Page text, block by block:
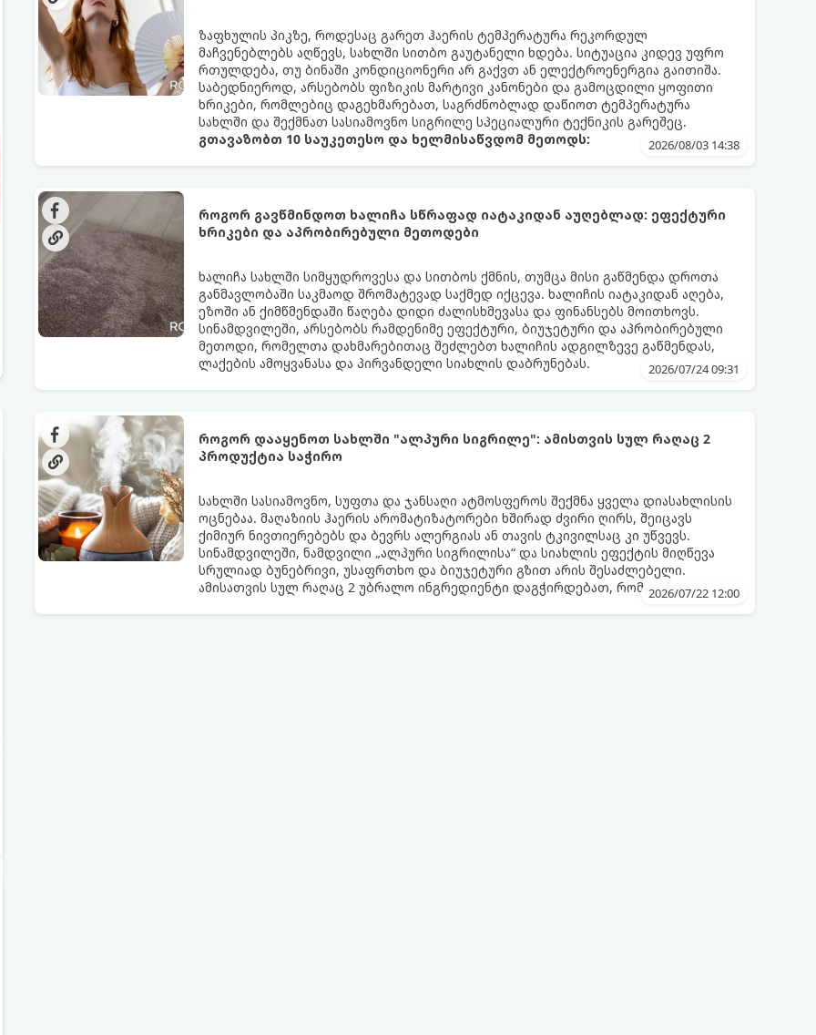
ზაფხულის პიკზე, როდესაც გარეთ ჰაერის ტემპერატურა რეკორდულ
მაჩვენებლებს აღწევს, სახლში სითბო გაუტანელი ხდება. სიტუაცია კიდევ უფრო
რთულდება, თუ ბინაში კონდიციონერი არ გაქვთ ან ელექტროენერგია გაითიშა.
საბედნიეროდ, არსებობს ფიზიკის მარტივი კანონები და გამოცდილი ყოფითი
ხრიკები, რომლებიც დაგეხმარებათ, საგრძნობლად დაწიოთ ტემპერატურა
სახლში და შექმნათ სასიამოვნო სიგრილე სპეციალური ტექნიკის გარეშეც.
გთავაზობთ 10 საუკეთესო და ხელმისაწვდომ მეთოდს:
2026/08/03 14:38
როგორ გავწმინდოთ ხალიჩა სწრაფად იატაკიდან აუღებლად: ეფექტური
ხრიკები და აპრობირებული მეთოდები
ხალიჩა სახლში სიმყუდროვესა და სითბოს ქმნის, თუმცა მისი გაწმენდა დროთა
განმავლობაში საკმაოდ შრომატევად საქმედ იქცევა. ხალიჩის იატაკიდან აღება,
ეზოში ან ქიმწმენდაში წაღება დიდი ძალისხმევასა და ფინანსებს მოითხოვს.
სინამდვილეში, არსებობს რამდენიმე ეფექტური, ბიუჯეტური და აპრობირებული
მეთოდი, რომელთა დახმარებითაც შეძლებთ ხალიჩის ადგილზევე გაწმენდას,
ლაქების ამოყვანასა და პირვანდელი სიახლის დაბრუნებას.
2026/07/24 09:31
როგორ დააყენოთ სახლში "ალპური სიგრილე": ამისთვის სულ რაღაც 2
პროდუქტია საჭირო
სახლში სასიამოვნო, სუფთა და ჯანსაღი ატმოსფეროს შექმნა ყველა დიასახლისის
ოცნებაა. მაღაზიის ჰაერის არომატიზატორები ხშირად ძვირი ღირს, შეიცავს
ქიმიურ ნივთიერებებს და ბევრს ალერგიას ან თავის ტკივილსაც კი უწვევს.
სინამდვილეში, ნამდვილი „ალპური სიგრილისა“ და სიახლის ეფექტის მიღწევა
სრულიად ბუნებრივი, უსაფრთხო და ბიუჯეტური გზით არის შესაძლებელი.
ამისათვის სულ რაღაც 2 უბრალო ინგრედიენტი დაგჭირდებათ, რომლებიც2026/07/22 12:00